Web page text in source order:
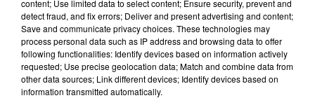
7 août 2026
Angèle et Amélie Lens dévoilent leur
collaboration tant attendue
content; Use limited data to select content; Ensure security, prevent and
detect fraud, and fix errors; Deliver and present advertising and content;
Save and communicate privacy choices. These technologies may
process personal data such as IP address and browsing data to offer
following functionalities: Identify devices based on information actively
requested; Use precise geolocation data; Match and combine data from
other data sources; Link different devices; Identify devices based on
information transmitted automatically.